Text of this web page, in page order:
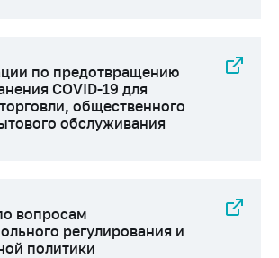
по предотвращению
COVID-19 для
общественного
обслуживания
вопросам
регулирования и
политики